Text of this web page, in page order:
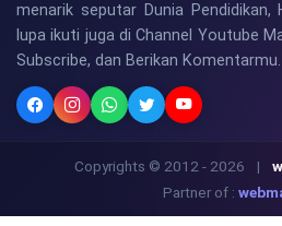
menarik seputar Dunia Pendidikan,
lupa ikuti juga di Channel Youtube
Subscribe, dan Berikan Komentarmu.
Copyrights © 2012 - 2026 |
Partner of :